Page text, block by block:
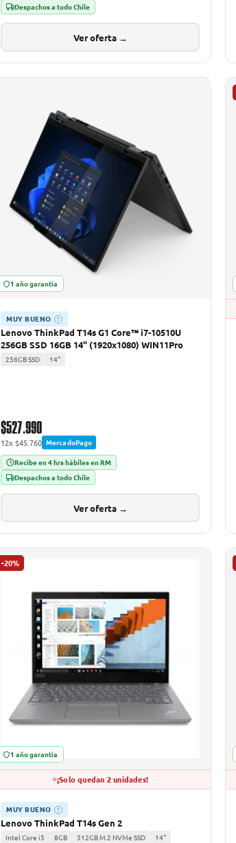
Despachos a todo Chile
Ver oferta →
1 año garantía
MUY BUENO ?
Lenovo ThinkPad T14s G1 Core™ i7-10510U
256GB SSD 16GB 14" (1920x1080) WIN11Pro
256GB SSD 14"
$527.990
12x $45.760 MercadoPago
Recibe en 4 hrs hábiles en RM
Despachos a todo Chile
Ver oferta →
-20%
1 año garantía
¡Solo quedan 2 unidades!
MUY BUENO ?
Lenovo ThinkPad T14s Gen 2
Intel Core i5 8GB 512GB M.2 NVMe SSD
14"